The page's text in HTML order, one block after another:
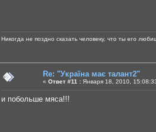
Никогда не поздно сказать человеку, что ты его
Re: "Україна має талант2"
« Ответ #11 : Января 18, 2010,
и побольше мяса!!!